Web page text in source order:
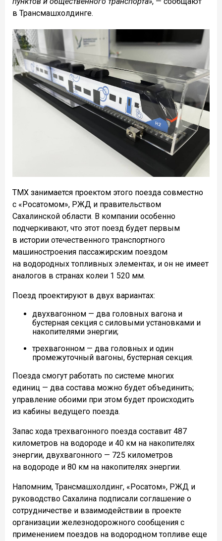
в Трансмашхолдинге.
ТМХ занимается проектом этого поезда совместно
с «Росатомом», РЖД и правительством
Сахалинской области. В компании особенно
подчеркивают, что этот поезд будет первым
в истории отечественного транспортного
машиностроения пассажирским поездом
на водородных топливных элементах, и он не имеет
аналогов в странах колеи 1 520 мм.
Поезд проектируют в двух вариантах:
двухвагонном — два головных вагона и
бустерная секция с силовыми установками и
накопителями энергии;
трехвагонном — два головных и один
промежуточный вагоны, бустерная секция.
Поезда смогут работать по системе многих
единиц — два состава можно будет объединить;
управление обоими при этом будет происходить
из кабины ведущего поезда.
Запас хода трехвагонного поезда составит 487
километров на водороде и 40 км на накопителях
энергии, двухвагонного — 725 километров
на водороде и 80 км на накопителях энергии.
Напомним, Трансмашхолдинг, «Росатом», РЖД и
руководство Сахалина подписали соглашение о
сотрудничестве и взаимодействии в проекте
организации железнодорожного сообщения с
применением поездов на водородном топливе еще